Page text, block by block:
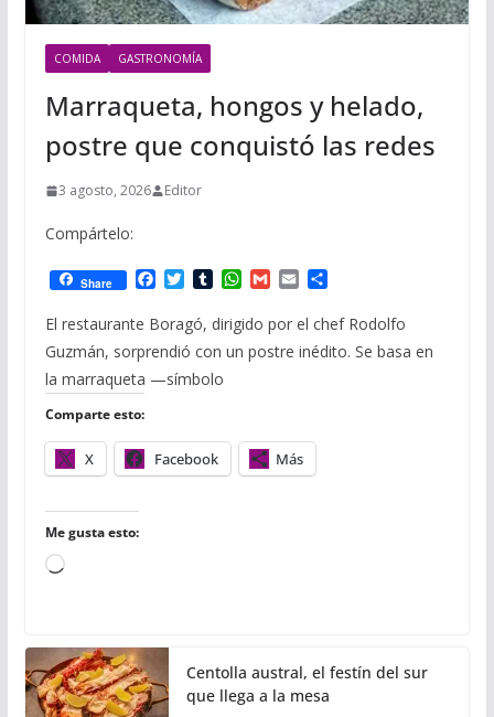
COMIDA GASTRONOMÍA
Marraqueta, hongos y helado,
postre que conquistó las redes
3 agosto, 2026 Editor
Compártelo:
Share
F
c
b
o
T
i
t
t
e
T
m
l
r
W
a
t
s
G
a
i
l
E
a
l
C
m
a
El restaurante Boragó, dirigido por el chef Rodolfo
Guzmán, sorprendió con un postre inédito. Se basa en
la marraqueta —símbolo
Comparte esto:
X Facebook Más
Me gusta esto:
C
g
a
n
Centolla austral, el festín del sur
que llega a la mesa